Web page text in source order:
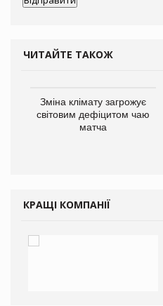
ЧИТАЙТЕ ТАКОЖ
Зміна клімату загрожує
світовим дефіцитом чаю
матча
КРАЩІ КОМПАНІЇ